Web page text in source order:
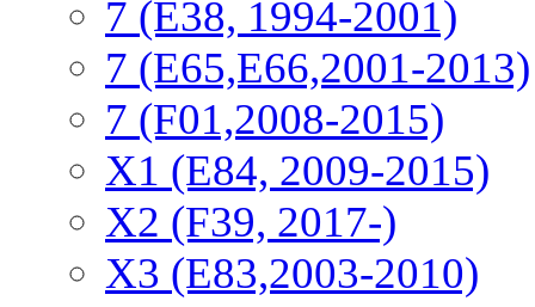
7 (E38, 1994-2001)
7 (E65,E66,2001-2013)
7 (F01,2008-2015)
X1 (E84, 2009-2015)
Х2 (F39, 2017-)
X3 (E83,2003-2010)